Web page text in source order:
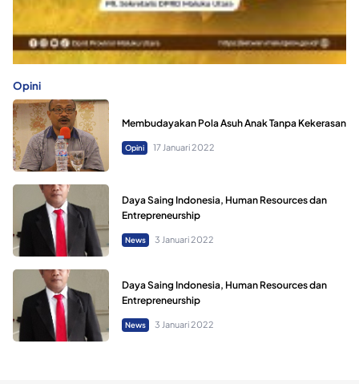
Opini
Membudayakan Pola Asuh Anak Tanpa Kekerasan
Opini 17 Januari 2022
Daya Saing Indonesia, Human Resources dan
Entrepreneurship
News 3 Januari 2022
Daya Saing Indonesia, Human Resources dan
Entrepreneurship
News 3 Januari 2022